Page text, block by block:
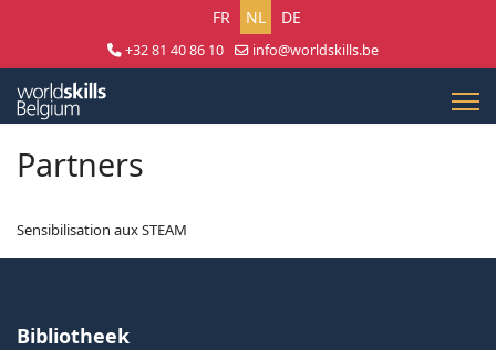
Selecteer uw taal
FR NL DE
+32 81 40 86 10
info@worldskills.be
Partners
Sensibilisation aux STEAM
Bibliotheek